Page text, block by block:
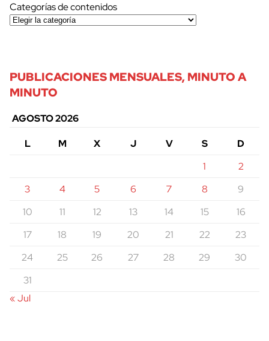
Categorías de contenidos
PUBLICACIONES MENSUALES, MINUTO A
MINUTO
AGOSTO 2026
L
M X J V S
D
1
2
3
4 5 6 7 8
9
10
11 12 13 14 15
16
17
18 19 20 21 22
23
24
25 26 27 28 29
30
31
« Jul